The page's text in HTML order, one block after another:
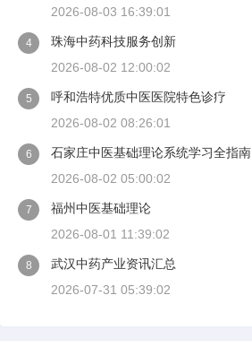
2026-08-03 16:39:01
4
珠海中药科技服务创新
2026-08-02 12:00:02
5
呼和浩特优质中医医院特色诊疗
2026-08-02 08:26:01
6
石家庄中医基础理论系统学习全指南
2026-08-02 05:00:02
7
福州中医基础理论
2026-08-01 11:39:02
8
武汉中药产业资讯汇总
2026-07-31 05:39:02